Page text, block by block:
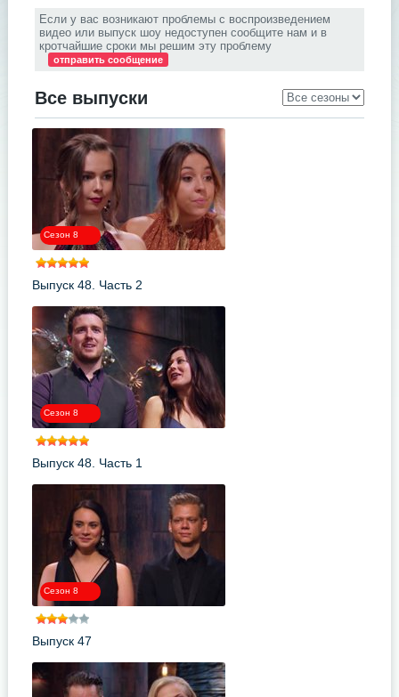
Если у вас возникают проблемы с воспроизведением
видео или выпуск шоу недоступен сообщите нам и в
кротчайшие сроки мы решим эту проблему
отправить сообщение
Все выпуски
Сезон 8
Выпуск 48. Часть 2
Сезон 8
Выпуск 48. Часть 1
Сезон 8
Выпуск 47